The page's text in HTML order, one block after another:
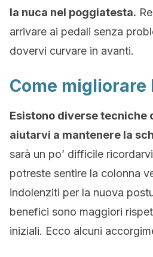
la nuca nel poggiatesta.
arrivare ai pedali senza
dovervi curvare in avanti.
Come migliorare
Esistono diverse tecniche
aiutarvi a mantenere la
sarà un po’ difficile
potreste sentire la colonna
indolenziti per la nuova
benefici sono maggiori
iniziali. Ecco alcuni